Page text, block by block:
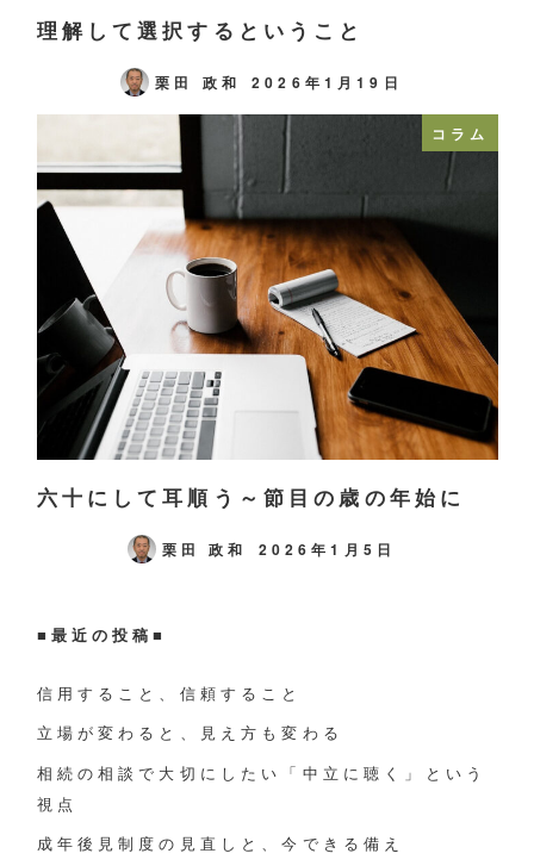
理解して選択するということ
栗田 政和 2026年1月19日
コラム
六十にして耳順う～節目の歳の年始に
栗田 政和 2026年1月5日
■最近の投稿■
信用すること、信頼すること
立場が変わると、見え方も変わる
相続の相談で大切にしたい「中立に聴く」という
視点
成年後見制度の見直しと、今できる備え